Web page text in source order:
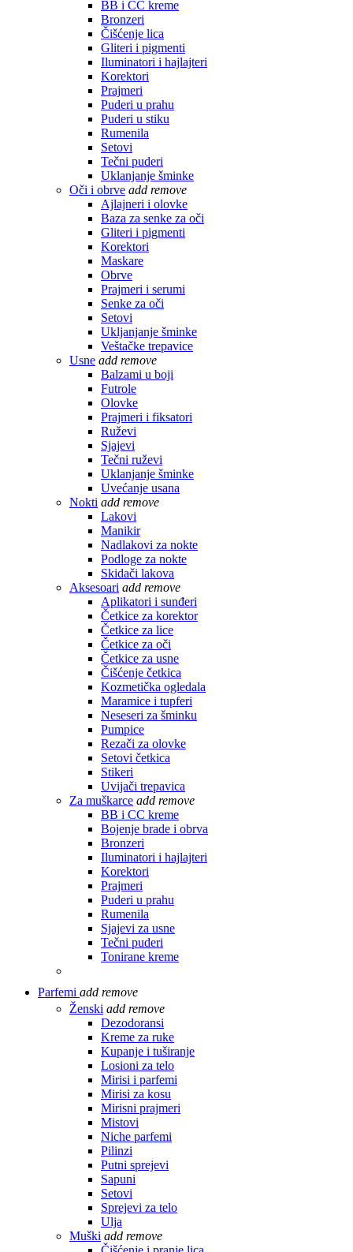
BB i CC kreme
Bronzeri
Čišćenje lica
Gliteri i pigmenti
Iluminatori i hajlajteri
Korektori
Prajmeri
Puderi u prahu
Puderi u stiku
Rumenila
Setovi
Tečni puderi
Uklanjanje šminke
Oči i obrve add remove
Ajlajneri i olovke
Baza za senke za oči
Gliteri i pigmenti
Korektori
Maskare
Obrve
Prajmeri i serumi
Senke za oči
Setovi
Ukljanjanje šminke
Veštačke trepavice
Usne add remove
Balzami u boji
Futrole
Olovke
Prajmeri i fiksatori
Ruževi
Sjajevi
Tečni ruževi
Uklanjanje šminke
Uvećanje usana
Nokti add remove
Lakovi
Manikir
Nadlakovi za nokte
Podloge za nokte
Skidači lakova
Aksesoari add remove
Aplikatori i sunđeri
Četkice za korektor
Četkice za lice
Četkice za oči
Četkice za usne
Čišćenje četkica
Kozmetička ogledala
Maramice i tupferi
Neseseri za šminku
Pumpice
Rezači za olovke
Setovi četkica
Stikeri
Uvijači trepavica
Za muškarce add remove
BB i CC kreme
Bojenje brade i obrva
Bronzeri
Iluminatori i hajlajteri
Korektori
Prajmeri
Puderi u prahu
Rumenila
Sjajevi za usne
Tečni puderi
Tonirane kreme
Parfemi add remove
Ženski add remove
Dezodoransi
Kreme za ruke
Kupanje i tuširanje
Losioni za telo
Mirisi i parfemi
Mirisi za kosu
Mirisni prajmeri
Mistovi
Niche parfemi
Pilinzi
Putni sprejevi
Sapuni
Setovi
Sprejevi za telo
Ulja
Muški add remove